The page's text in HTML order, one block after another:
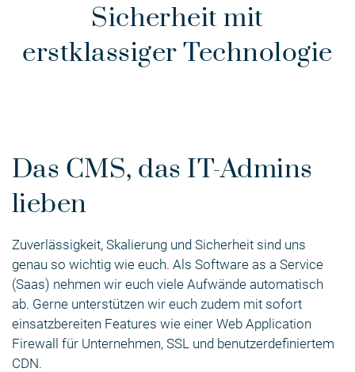
Sicherheit mit
erstklassiger Technologie
Das CMS, das IT-Admins
lieben
Zuverlässigkeit, Skalierung und Sicherheit sind uns
genau so wichtig wie euch. Als Software as a Service
(Saas) nehmen wir euch viele Aufwände automatisch
ab. Gerne unterstützen wir euch zudem mit sofort
einsatzbereiten Features wie einer Web Application
Firewall für Unternehmen, SSL und benutzerdefiniertem
CDN.